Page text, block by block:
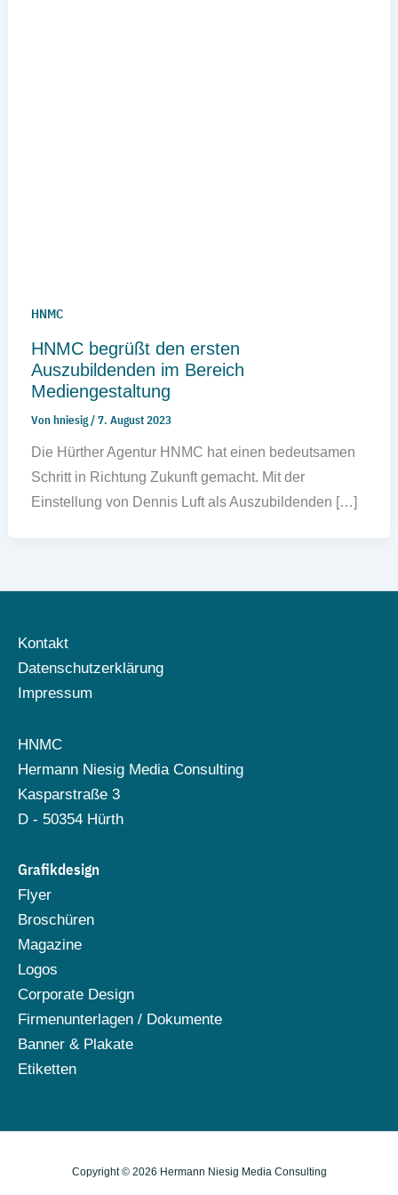
HNMC
HNMC begrüßt den ersten
Auszubildenden im Bereich
Mediengestaltung
Vonhniesig/7. August 2023
Die Hürther Agentur HNMC hat einen bedeutsamen
Schritt in Richtung Zukunft gemacht. Mit der
Einstellung von Dennis Luft als Auszubildenden […]
Kontakt
Datenschutzerklärung
Impressum
HNMC
Hermann Niesig Media Consulting
Kasparstraße 3
D - 50354 Hürth
Grafikdesign
Flyer
Broschüren
Magazine
Logos
Corporate Design
Firmenunterlagen / Dokumente
Banner & Plakate
Etiketten
Copyright © 2026 Hermann Niesig Media Consulting